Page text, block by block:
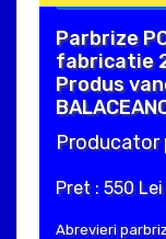
Parbrize
fabricatie
Produs
Producator
Pret : 550 Lei
Abrevieri